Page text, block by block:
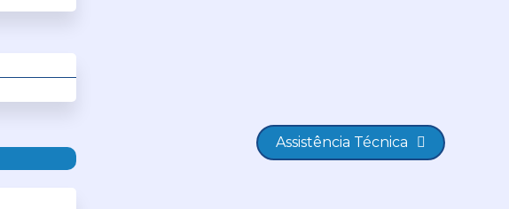
Assistência Técnica